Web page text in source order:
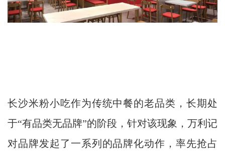
长沙米粉小吃作为传统中餐的老品类，长期处
于“有品类无品牌”的阶段，针对该现象，万利记
对品牌发起了一系列的品牌化动作，率先抢占